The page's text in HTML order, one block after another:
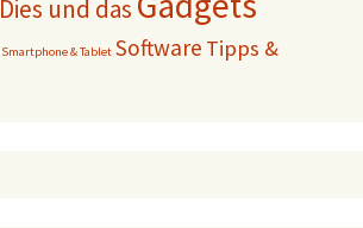
Dies und das
Smartphone & Tablet Software Tipps &